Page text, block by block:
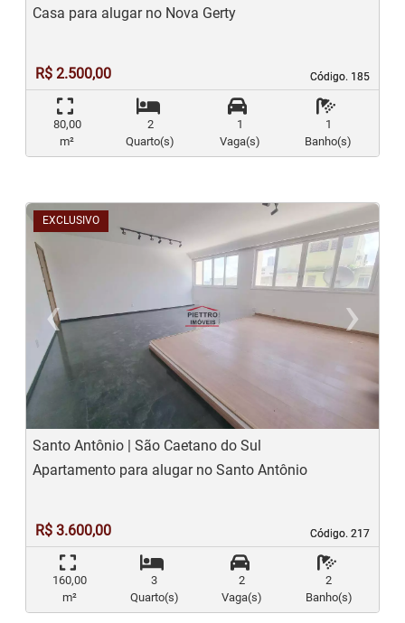
Código. 185
Código. 185
Casa para alugar no Nova Gerty
R$ 2.500,00
80,00
m²
2
Quarto(s)
1
Vaga(s)
1
Banho(s)
EXCLUSIVO
‹
Previous
›
Santo Antônio | São Caetano do Sul
Código. 217
Código. 217
Apartamento para alugar no Santo Antônio
R$ 3.600,00
160,00
m²
3
Quarto(s)
2
Vaga(s)
2
Banho(s)